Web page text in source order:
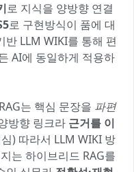
로 지식을 양방향 연결
로 구현방식이 품에 대
반 LLM WIKI를 통해 편
AI에 동일하게 적용하
는 핵심 문장을 파편
방향 링크라 근거를 이
) 따라서 LLM WIKI 방
는 하이브리드 RAG를